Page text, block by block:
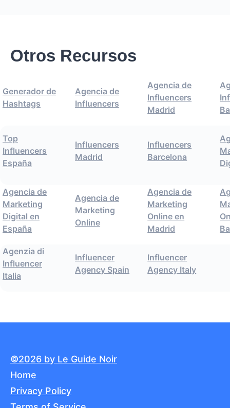
Otros Recursos
Generador de
Hashtags
Agencia de
Influencers
Agencia de
Influencers
Madrid
Top
Influencers
España
Influencers
Madrid
Influencers
Barcelona
Agencia de
Marketing
Digital en
España
Agencia de
Marketing
Online
Agencia de
Marketing
Online en
Madrid
Agenzia di
Influencer
Italia
Influencer
Agency Spain
Influencer
Agency Italy
©2026 by Le Guide Noir
Home
Privacy Policy